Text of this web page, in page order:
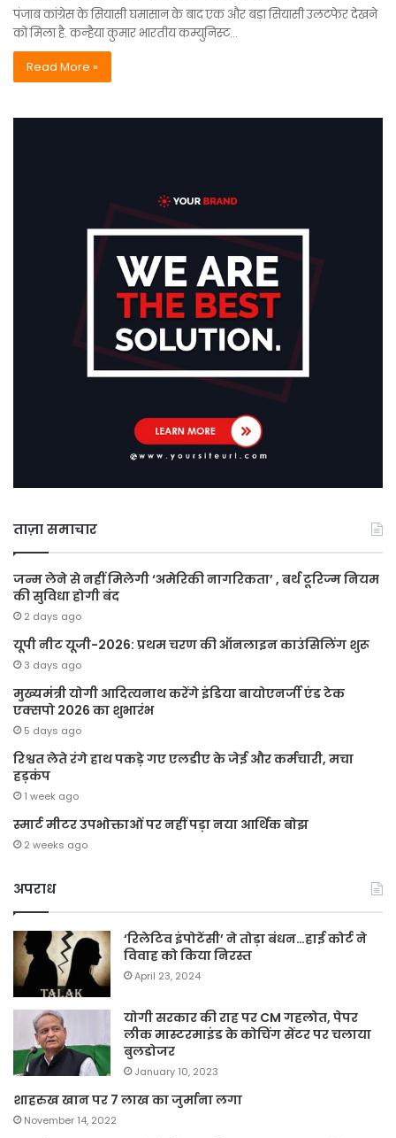
पंजाब कांग्रेस के सियासी घमासान के बाद एक और बड़ा सियासी उलटफेर देखने
को मिला है. कन्‍हैया कुमार भारतीय कम्‍युनिस्‍ट…
Read More »
ताज़ा समाचार
जन्म लेने से नहीं मिलेगी ‘अमेरिकी नागरिकता’ , बर्थ टूरिज्म नियम
की सुविधा होगी बंद
2 days ago
यूपी नीट यूजी-2026: प्रथम चरण की ऑनलाइन काउंसिलिंग शुरू
3 days ago
मुख्यमंत्री योगी आदित्यनाथ करेंगे इंडिया बायोएनर्जी एंड टेक
एक्सपो 2026 का शुभारंभ
5 days ago
रिश्वत लेते रंगे हाथ पकड़े गए एलडीए के जेई और कर्मचारी, मचा
हड़कंप
1 week ago
स्मार्ट मीटर उपभोक्ताओं पर नहीं पड़ा नया आर्थिक बोझ
2 weeks ago
अपराध
‘रिलेटिव इंपोटेंसी’ ने तोड़ा बंधन…हाई कोर्ट ने
विवाह को किया निरस्त
April 23, 2024
योगी सरकार की राह पर CM गहलोत, पेपर
लीक मास्टरमाइंड के कोचिंग सेंटर पर चलाया
बुलडोजर
January 10, 2023
शाहरुख खान पर 7 लाख का जुर्माना लगा
November 14, 2022